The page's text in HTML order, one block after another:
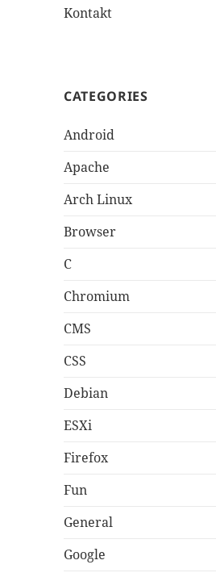
Kontakt
CATEGORIES
Android
Apache
Arch Linux
Browser
C
Chromium
CMS
CSS
Debian
ESXi
Firefox
Fun
General
Google